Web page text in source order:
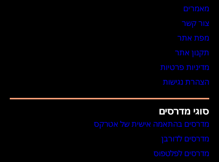
מאמרים
צור קשר
מפת אתר
תקנון אתר
מדיניות פרטיות
הצהרת נגישות
סוגי מדרסים
מדרסים בהתאמה אישית של אטרקס
מדרסים לדורבן
מדרסים לפלטפוס